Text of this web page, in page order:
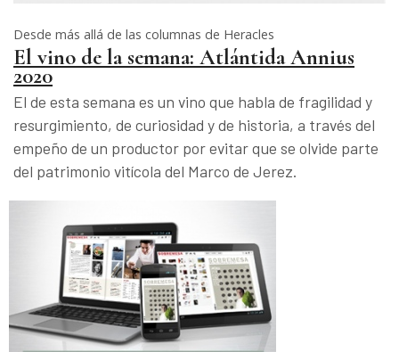
Desde más allá de las columnas de Heracles
El vino de la semana: Atlántida Annius
2020
El de esta semana es un vino que habla de fragilidad y
resurgimiento, de curiosidad y de historia, a través del
empeño de un productor por evitar que se olvide parte
del patrimonio vitícola del Marco de Jerez.